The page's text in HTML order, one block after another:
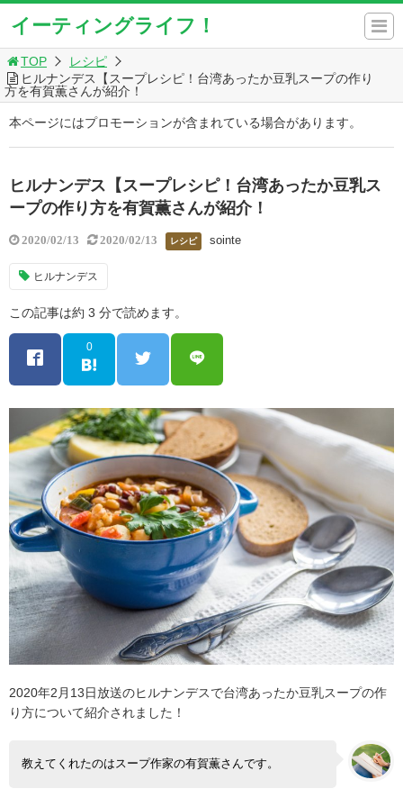
イーティングライフ！
TOP
レシピ
ヒルナンデス【スープレシピ！台湾あったか豆乳スープの作り
方を有賀薫さんが紹介！
本ページにはプロモーションが含まれている場合があります。
ヒルナンデス【スープレシピ！台湾あったか豆乳ス
ープの作り方を有賀薫さんが紹介！
2020/02/13 2020/02/13 レシピ sointe
ヒルナンデス
この記事は約 3 分で読めます。
0
2020年2月13日放送のヒルナンデスで台湾あったか豆乳スープの作
り方について紹介されました！
教えてくれたのはスープ作家の有賀薫さんです。